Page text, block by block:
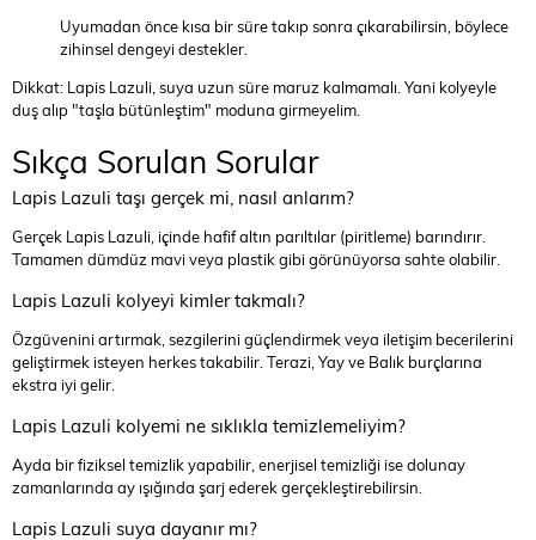
Uyumadan önce kısa bir süre takıp sonra çıkarabilirsin, böylece
zihinsel dengeyi destekler.
Dikkat: Lapis Lazuli, suya uzun süre maruz kalmamalı. Yani kolyeyle
duş alıp "taşla bütünleştim" moduna girmeyelim.
Sıkça Sorulan Sorular
Lapis Lazuli taşı gerçek mi, nasıl anlarım?
Gerçek Lapis Lazuli, içinde hafif altın parıltılar (piritleme) barındırır.
Tamamen dümdüz mavi veya plastik gibi görünüyorsa sahte olabilir.
Lapis Lazuli kolyeyi kimler takmalı?
Özgüvenini artırmak, sezgilerini güçlendirmek veya iletişim becerilerini
geliştirmek isteyen herkes takabilir. Terazi, Yay ve Balık burçlarına
ekstra iyi gelir.
Lapis Lazuli kolyemi ne sıklıkla temizlemeliyim?
Ayda bir fiziksel temizlik yapabilir, enerjisel temizliği ise dolunay
zamanlarında ay ışığında şarj ederek gerçekleştirebilirsin.
Lapis Lazuli suya dayanır mı?